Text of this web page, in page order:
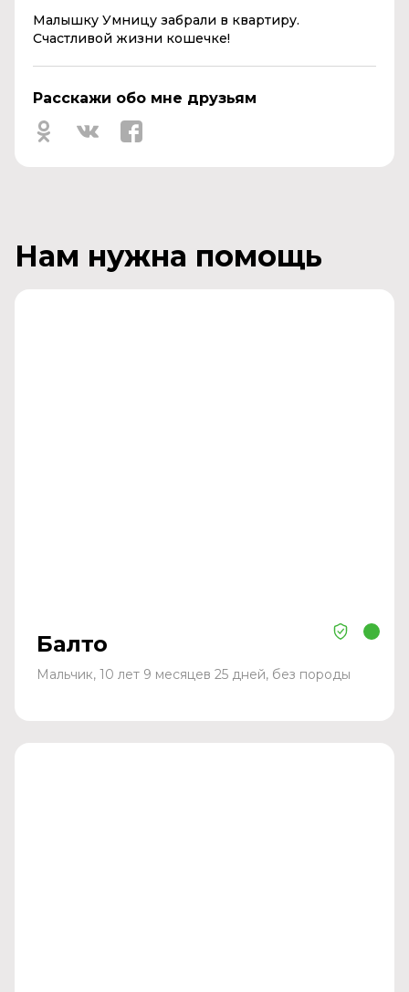
Малышку Умницу забрали в квартиру.
Счастливой жизни кошечке!
Расскажи обо мне друзьям
Нам нужна помощь
Балто
Мальчик, 10 лет 9 месяцев 25 дней, без породы